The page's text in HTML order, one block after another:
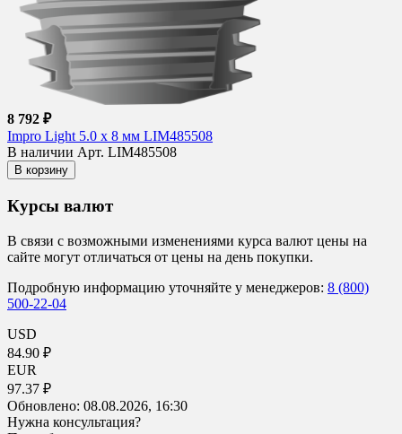
8 792 ₽
Impro Light 5.0 х 8 мм LIM485508
В наличии Арт. LIM485508
В корзину
Курсы валют
В связи с возможными изменениями курса валют цены на
сайте могут отличаться от цены на день покупки.
Подробную информацию уточняйте у менеджеров: 8 (800)
500-22-04
USD
84.90 ₽
EUR
97.37 ₽
Обновлено: 08.08.2026, 16:30
Нужна консультация?